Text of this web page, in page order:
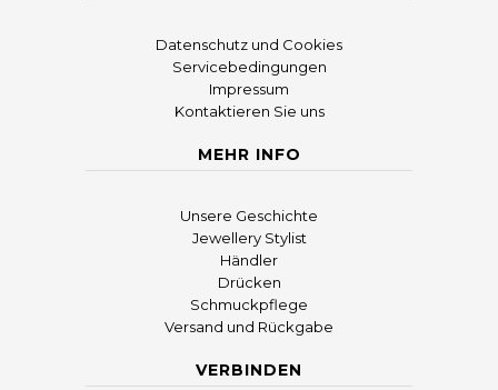
Datenschutz und Cookies
Servicebedingungen
Impressum
Kontaktieren Sie uns
MEHR INFO
Unsere Geschichte
Jewellery Stylist
Händler
Drücken
Schmuckpflege
Versand und Rückgabe
VERBINDEN